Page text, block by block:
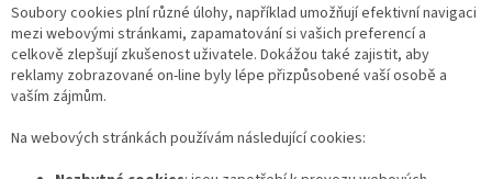
Soubory cookies plní různé úlohy, například umožňují efektivní navigaci
mezi webovými stránkami, zapamatování si vašich preferencí a
celkově zlepšují zkušenost uživatele. Dokážou také zajistit, aby
reklamy zobrazované on-line byly lépe přizpůsobené vaší osobě a
vaším zájmům.
Na webových stránkách používám následující cookies: